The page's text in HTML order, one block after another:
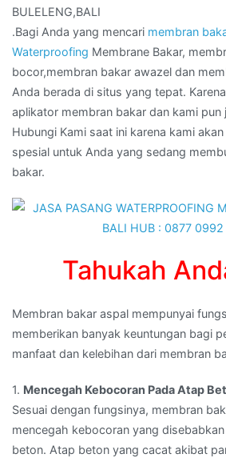
92
22
44
–
WA
Kami
:
ukuran
BULELENG,BALI
BULELENG,BALI
.Bagi Anda yang mencari membran
Waterproofing Membrane Bakar,
bocor,membran bakar awazel dan
Anda berada di situs yang tepat.
aplikator membran bakar dan kami pun
Hubungi Kami saat ini karena kami
spesial untuk Anda yang sedang
bakar.
Tahukah
Membran bakar aspal mempunyai
memberikan banyak keuntungan bagi
manfaat dan kelebihan dari membran
1. Mencegah Kebocoran Pada Atap
Sesuai dengan fungsinya, membran
mencegah kebocoran yang
beton. Atap beton yang cacat akibat